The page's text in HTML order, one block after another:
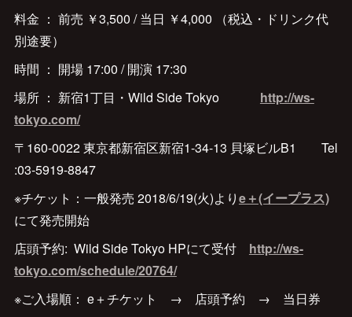
料金 ： 前売 ￥3,500 / 当日 ￥4,000 （税込・ドリンク代
別途要）
時間 ： 開場 17:00 / 開演 17:30
場所 ： 新宿1丁目・Wild Side Tokyo http://ws-
tokyo.com/
〒160-0022 東京都新宿区新宿1-34-13 貝塚ビルB1 Tel
:03-5919-8847
※チケット：一般発売 2018/6/19(火)よりe＋(イープラス)
にて発売開始
店頭予約: Wild Side Tokyo HPにて受付 http://ws-
tokyo.com/schedule/20764/
※ご入場順： e＋チケット → 店頭予約 → 当日券